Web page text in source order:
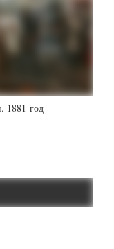
1881 год